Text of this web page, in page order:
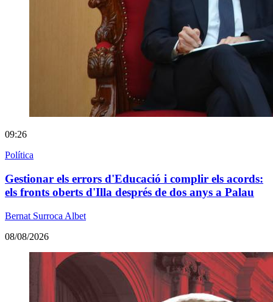
09:26
Política
Gestionar els errors d'Educació i complir els acords:
els fronts oberts d'Illa després de dos anys a Palau
Bernat Surroca Albet
08/08/2026